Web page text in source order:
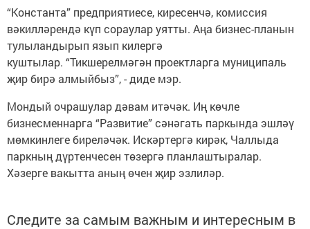
“Константа” предприятиесе, киресенчә, комиссия
вәкилләрендә күп сораулар уятты. Аңа бизнес-планын
тулыландырып язып килергә
куштылар. “Тикшерелмәгән проектларга муниципаль
җир бирә алмыйбыз”, - диде мэр.
Мондый очрашулар дәвам итәчәк. Иң көчле
бизнесменнарга “Развитие” сәнәгать паркында эшләү
мөмкинлеге биреләчәк. Искәртергә кирәк, Чаллыда
паркның дүртенчесен төзергә планлаштыралар.
Хәзерге вакытта аның өчен җир эзлиләр.
Следите за самым важным и интересным в